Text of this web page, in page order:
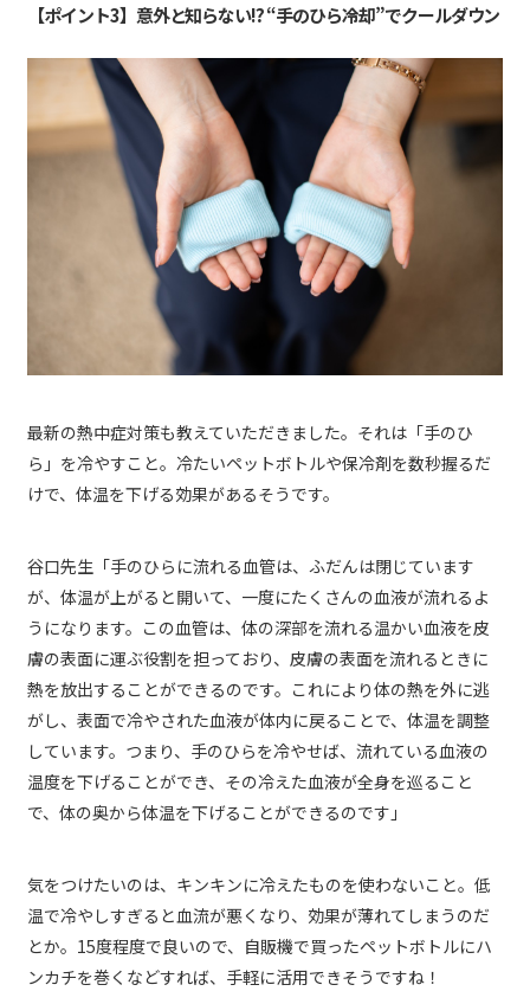
【ポイント3】意外と知らない!? “手のひら冷却”でクールダウン
最新の熱中症対策も教えていただきました。それは「手のひ
ら」を冷やすこと。冷たいペットボトルや保冷剤を数秒握るだ
けで、体温を下げる効果があるそうです。
谷口先生「手のひらに流れる血管は、ふだんは閉じています
が、体温が上がると開いて、一度にたくさんの血液が流れるよ
うになります。この血管は、体の深部を流れる温かい血液を皮
膚の表面に運ぶ役割を担っており、皮膚の表面を流れるときに
熱を放出することができるのです。これにより体の熱を外に逃
がし、表面で冷やされた血液が体内に戻ることで、体温を調整
しています。つまり、手のひらを冷やせば、流れている血液の
温度を下げることができ、その冷えた血液が全身を巡ること
で、体の奥から体温を下げることができるのです」
気をつけたいのは、キンキンに冷えたものを使わないこと。低
温で冷やしすぎると血流が悪くなり、効果が薄れてしまうのだ
とか。15度程度で良いので、自販機で買ったペットボトルにハ
ンカチを巻くなどすれば、手軽に活用できそうですね！